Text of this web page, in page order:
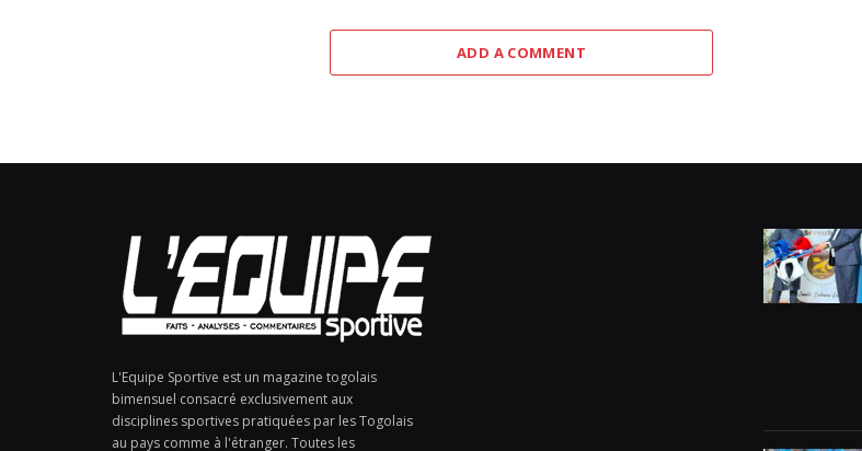
ADD A COMMENT
L'Equipe Sportive est un magazine togolais
bimensuel consacré exclusivement aux
disciplines sportives pratiquées par les Togolais
au pays comme à l'étranger. Toutes les